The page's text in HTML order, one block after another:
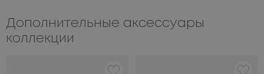
Дополнительные аксессуары
коллекции